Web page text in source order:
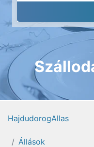
HajdudorogAllas
Állások